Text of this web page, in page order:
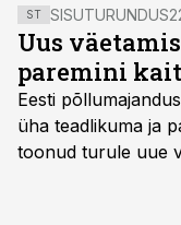
ST SISUTURUNDUS
Uus
paremini
Eesti
üha teadlikuma ja
toonud turule uue